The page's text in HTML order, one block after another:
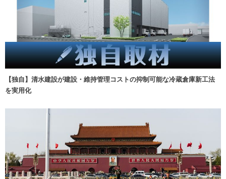
【独自】清水建設が建設・維持管理コストの抑制可能な冷蔵倉庫新工法
を実用化